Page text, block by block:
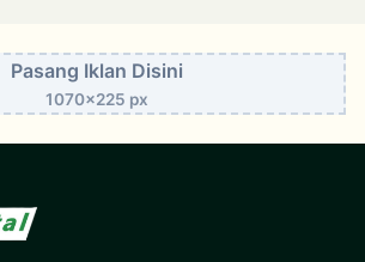
Pasang Iklan Disini
1070x225 px